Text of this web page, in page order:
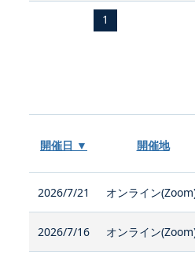
1
開催日 ▼ 開催地
2026/7/21 オンライン
2026/7/16 オンライン